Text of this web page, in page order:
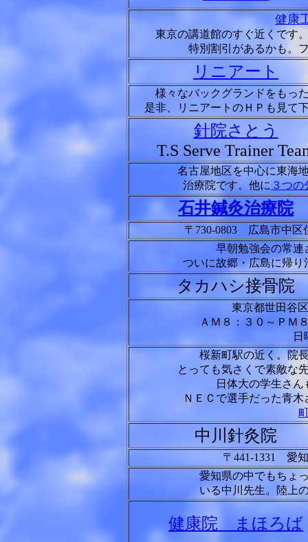
健康
東京の講道館のすぐ近くです
特別割引があるかも。
リニアート
様々なバックグランドをもっ
是非、リニアートのＨＰも見て
針院さとう
T.S Serve Trainer
名古屋地区を中心に東海
治療院です。他に ３つの
石井鍼灸治療院
〒730-0803 広島市中
早朝勉強会の常連
ついに故郷・広島に帰
タカハシ接骨院
東京都世田谷
ＡＭ８：３０～ＰＭ
桜新町駅の近く。院
とっても気さくで素敵な
日体大の学生さ
ＮＥＣで選手だった青
中川針灸院
〒441-1331 愛
愛知県の中でもちょ
いる中川先生。陸上
健康院 まほろば